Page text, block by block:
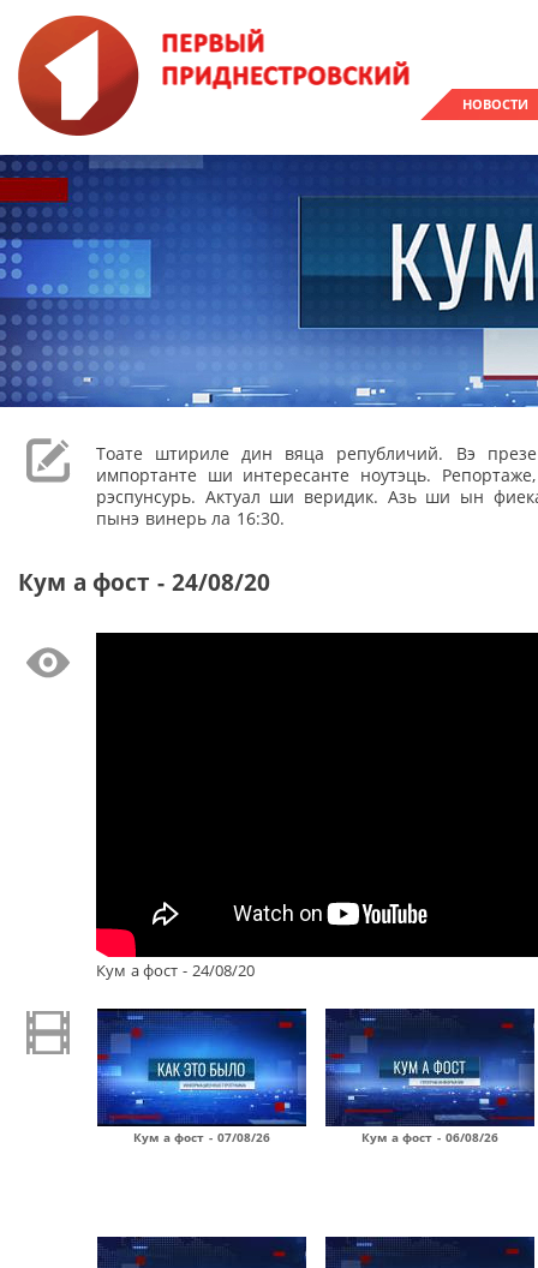
НОВОСТИ
Тоате штириле дин вяца републичий. Вэ
импортанте ши интересанте ноутэць.
рэспунсурь. Актуал ши веридик. Азь ши ын
пынэ винерь ла 16:30.
Кум а фост - 24/08/20
Кум а фост - 24/08/20
Кум а фост - 07/08/26 Кум а фост - 06/08/26